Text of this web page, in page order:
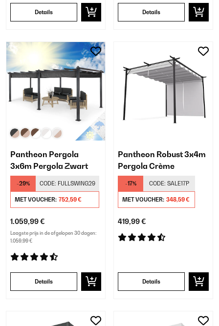
Details Details
Pantheon Pergola
3x6m Pergola Zwart
-29% CODE: FULLSWING29
MET VOUCHER: 752,59 €
1.059,99 €
Laagste prijs in de afgelopen 30 dagen:
1.059,99 €
Details
Pantheon Robust 3x4m
Pergola Crème
-17% CODE: SALE17P
MET VOUCHER: 348,59 €
419,99 €
Details